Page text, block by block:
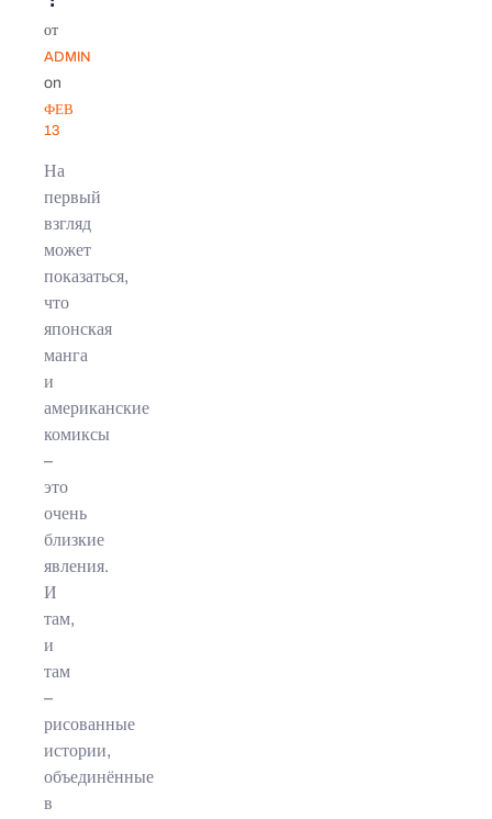
от
ADMIN
on
ФЕВ
13
На
первый
взгляд
может
показаться,
что
японская
манга
и
американские
комиксы
–
это
очень
близкие
явления.
И
там,
и
там
–
рисованные
истории,
объединённые
в